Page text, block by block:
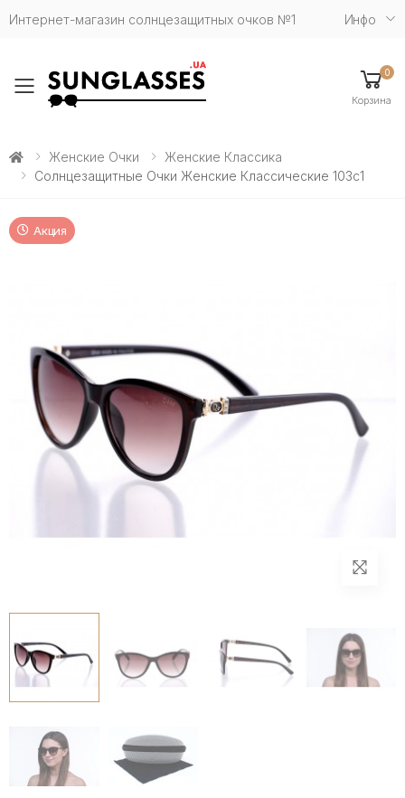
Интернет-магазин солнцезащитных очков №1 Инфо
Toggle mobile menu
0
Корзина
Женские Очки
Женские Классика
Солнцезащитные Очки Женские Классические 103c1
Акция